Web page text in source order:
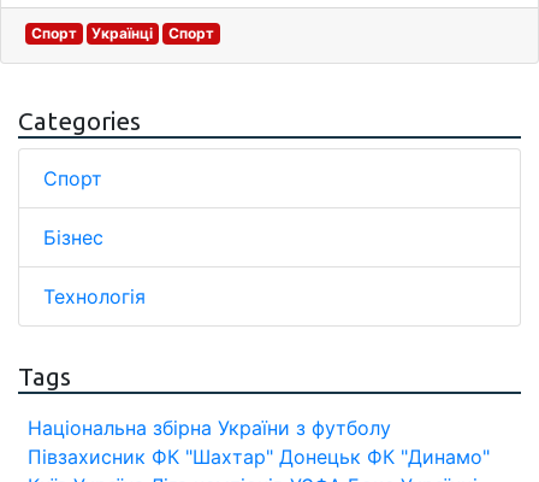
Спорт Українці Спорт
Categories
Спорт
Бізнес
Технологія
Tags
Національна збірна України з футболу
Півзахисник ФК "Шахтар" Донецьк ФК "Динамо"